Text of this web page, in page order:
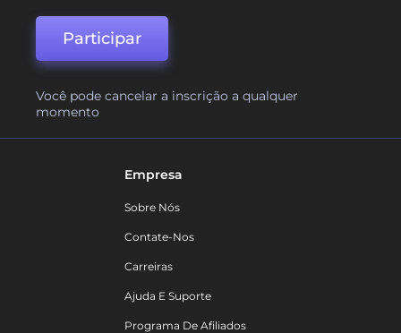
Participar
Você pode cancelar a inscrição a qualquer
momento
Empresa
Sobre Nós
Contate-Nos
Carreiras
Ajuda E Suporte
Programa De Afiliados